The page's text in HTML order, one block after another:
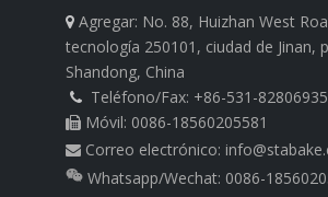
 Agregar: No. 88, Huizhan West
tecnología 250101, ciudad de Jinan,
Shandong, China
 Teléfono/Fax: +86-531-82806935
 Móvil: 0086-18560205581
 Correo electrónico:
Whatsapp/Wechat: 0086-